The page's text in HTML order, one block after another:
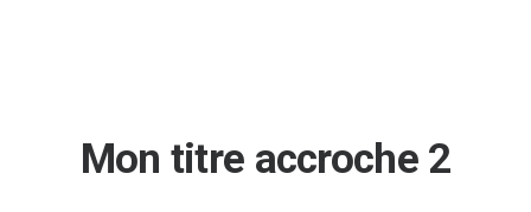
Mon titre accroche 2